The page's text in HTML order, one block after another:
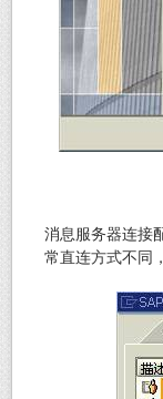
消息服务器连接
常直连方式不同